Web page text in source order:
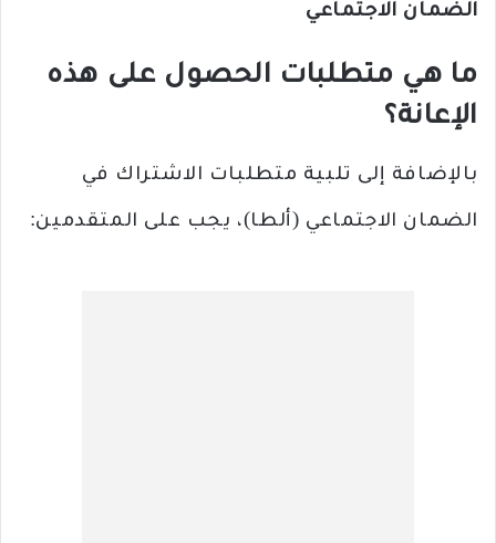
الضمان الاجتماعي
ما هي متطلبات الحصول على هذه
الإعانة؟
بالإضافة إلى تلبية متطلبات الاشتراك في
الضمان الاجتماعي (ألطا)، يجب على المتقدمين: